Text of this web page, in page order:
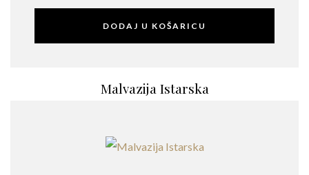
DODAJ U KOŠARICU
Malvazija Istarska